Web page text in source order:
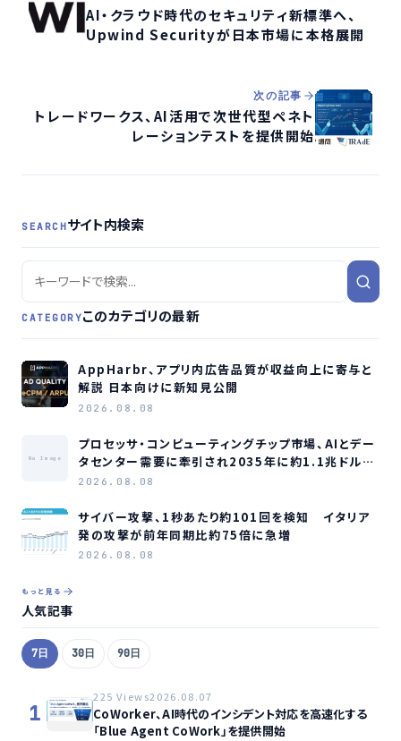
AI・クラウド時代のセキュリティ新標準へ、
Upwind Securityが日本市場に本格展開
次の記事
トレードワークス、AI活用で次世代型ペネト
レーションテストを提供開始
SEARCHサイト内検索
CATEGORYこのカテゴリの最新
AppHarbr、アプリ内広告品質が収益向上に寄与と
解説 日本向けに新知見公開
2026.08.08
No Image
プロセッサ・コンピューティングチップ市場、AIとデー
タセンター需要に牽引され2035年に約1.1兆ドル規
模へ成長か
2026.08.08
サイバー攻撃、1秒あたり約101回を検知 イタリア
発の攻撃が前年同期比約75倍に急増
2026.08.08
もっと見る
人気記事
7日 30日 90日
1
225 Views2026.08.07
CoWorker、AI時代のインシデント対応を高速化する
「Blue Agent CoWork」を提供開始